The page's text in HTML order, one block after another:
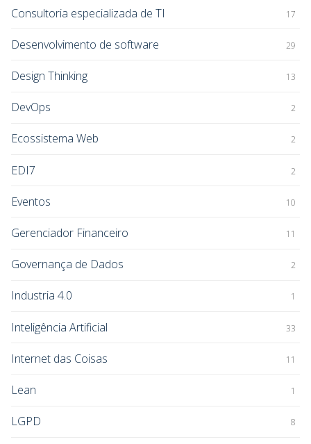
Consultoria especializada de TI 17
Desenvolvimento de software 29
Design Thinking 13
DevOps 2
Ecossistema Web 2
EDI7 2
Eventos 10
Gerenciador Financeiro 11
Governança de Dados 2
Industria 4.0 1
Inteligência Artificial 33
Internet das Coisas 11
Lean 1
LGPD 8